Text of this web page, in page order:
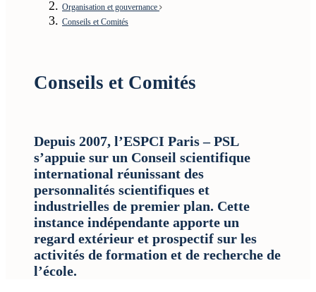
Organisation et gouvernance
Conseils et Comités
Conseils et Comités
Depuis 2007, l’ESPCI Paris – PSL
s’appuie sur un Conseil scientifique
international réunissant des
personnalités scientifiques et
industrielles de premier plan. Cette
instance indépendante apporte un
regard extérieur et prospectif sur les
activités de formation et de recherche de
l’école.